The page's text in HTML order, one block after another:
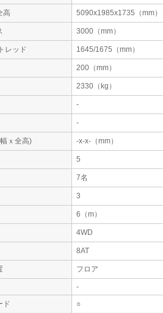
高 5090x1985x1735（mm）
3000（mm）
レッド 1645/1675（mm）
200（mm）
2330（kg）
-
-
ｘ全高) -x-x-（mm）
5
7名
3
6（m）
4WD
8AT
フロア
-
ド
○